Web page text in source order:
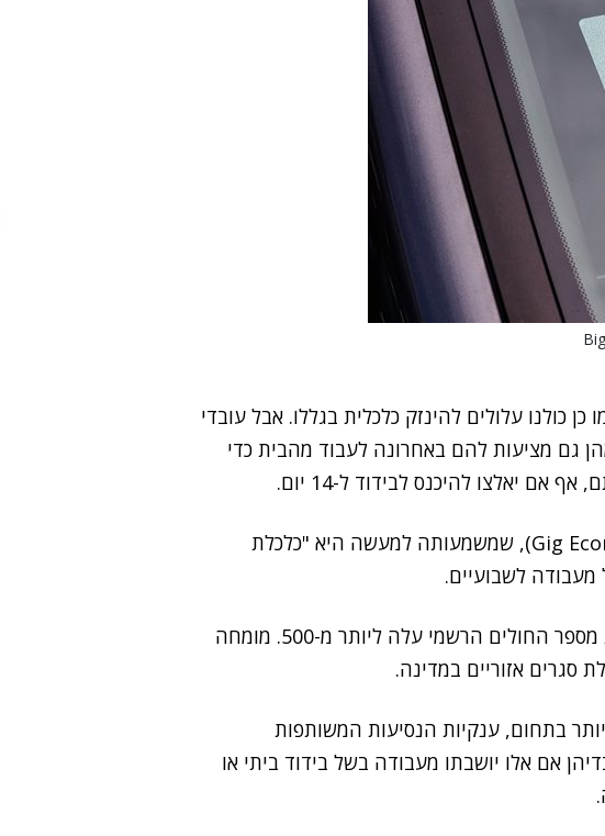
כולנו עלולים להינזק כלכלית בגללו. אבל עובדי
גם מציעות להם באחרונה לעבוד מהבית כדי
יאלצו להיכנס לבידוד ל-14 יום.
מאידך, העובדים בעבור חברות "כלכלת הגיג" (Gig Economy), שמשמעותה למעשה היא "כלכלת
לשבועיים.
לפי הניו יורק טיימס, נכון לאתמול (א') בארצות הברית מספר החולים הרשמי עלה ליותר מ-500. מומחה
סגרים אזוריים במדינה.
בתחום, ענקיות הנסיעות המשותפות
אם אלו יושבתו מעבודה בשל בידוד ביתי או